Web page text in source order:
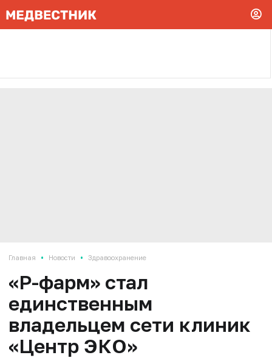
Главная • Новости • Здравоохранение
«Р-фарм» стал
единственным
владельцем сети клиник
«Центр ЭКО»